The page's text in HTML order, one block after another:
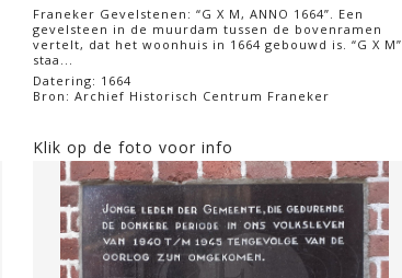
Franeker Gevelstenen: “G X M, ANNO 1664”. Een
gevelsteen in de muurdam tussen de bovenramen
vertelt, dat het woonhuis in 1664 gebouwd is. “G X M”
staa...
Datering: 1664
Bron: Archief Historisch Centrum Franeker
Klik op de foto voor info